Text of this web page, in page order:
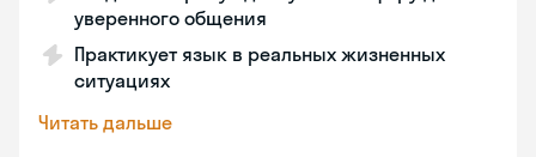
уверенного общения
Практикует язык в реальных жизненных
ситуациях
Читать дальше